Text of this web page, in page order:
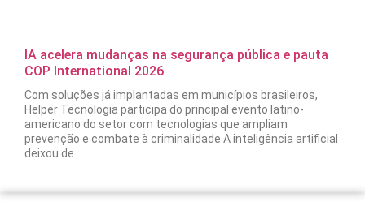
IA acelera mudanças na segurança pública e pauta
COP International 2026
Com soluções já implantadas em municípios brasileiros,
Helper Tecnologia participa do principal evento latino-
americano do setor com tecnologias que ampliam
prevenção e combate à criminalidade A inteligência artificial
deixou de